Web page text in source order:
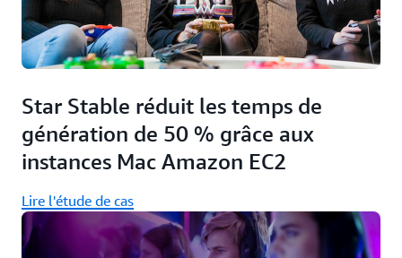
Star Stable réduit les temps de
génération de 50 % grâce aux
instances Mac Amazon EC2
Lire l'étude de cas